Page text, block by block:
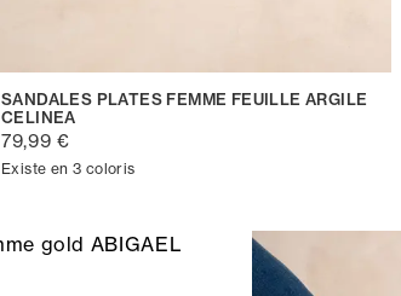
SANDALES PLATES FEMME FEUILLE ARGILE
CELINEA
79,99 €
Existe en 3 coloris